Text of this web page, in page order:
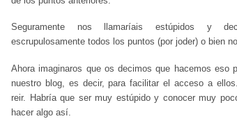
Seguramente nos llamaríais estúpidos y
escrupulosamente todos los puntos (por joder) o bien
Ahora imaginaros que os decimos que hacemos eso
nuestro blog, es decir, para facilitar el acceso a
reir. Habría que ser muy estúpido y conocer muy
hacer algo así.